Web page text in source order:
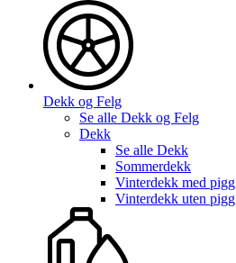
Dekk og Felg
Se alle Dekk og Felg
Dekk
Se alle Dekk
Sommerdekk
Vinterdekk med pigg
Vinterdekk uten pigg